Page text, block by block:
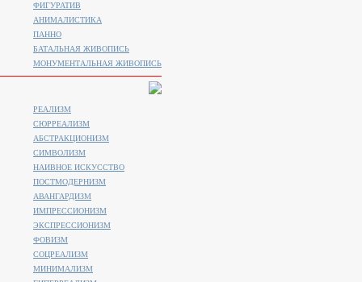
ФИГУРАТИВ
АНИМАЛИСТИКA
ПАННО
БАТАЛЬНАЯ ЖИВОПИСЬ
МОНУМЕНТАЛЬНАЯ ЖИВОПИСЬ
РЕАЛИЗМ
СЮРРЕАЛИЗМ
АБСТРАКЦИОНИЗМ
СИМВОЛИЗМ
НАИВНОЕ ИСКУССТВО
ПОСТМОДЕРНИЗМ
АВАНГАРДИЗМ
ИМПРЕССИОНИЗМ
ЭКСПРЕССИОНИЗМ
ФОВИЗМ
СОЦРЕАЛИЗМ
МИНИМАЛИЗМ